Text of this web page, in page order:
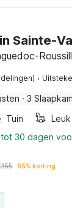
Sainte-
·
· 3
Tuin
30 dagen
355 65% korting